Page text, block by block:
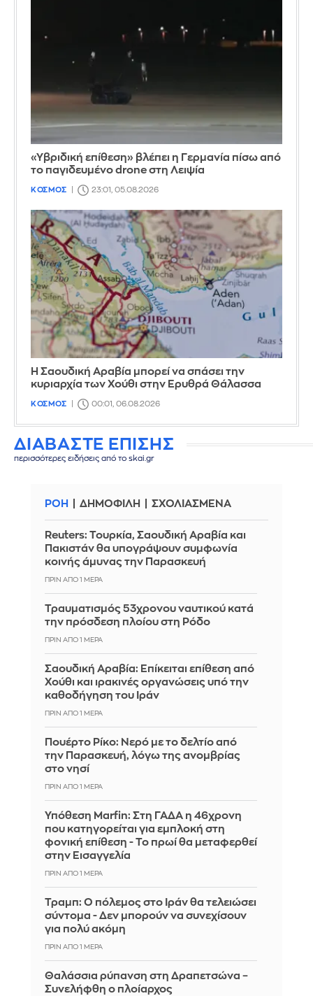
«Υβριδική επίθεση» βλέπει η Γερμανία πίσω από
το παγιδευμένο drone στη Λειψία
ΚΟΣΜΟΣ 23:01, 05.08.2026
Η Σαουδική Αραβία μπορεί να σπάσει την
κυριαρχία των Χούθι στην Ερυθρά Θάλασσα
ΚΟΣΜΟΣ 00:01, 06.08.2026
ΔΙΑΒΑΣΤΕ ΕΠΙΣΗΣ
περισσότερες ειδήσεις από το skai.gr
ΡΟΗ ΔΗΜΟΦΙΛΗ ΣΧΟΛΙΑΣΜΕΝΑ
Reuters: Τουρκία, Σαουδική Αραβία και
Πακιστάν θα υπογράψουν συμφωνία
κοινής άμυνας την Παρασκευή
ΠΡΙΝ ΑΠΌ 1 ΜΈΡΑ
Τραυματισμός 53χρονου ναυτικού κατά
την πρόσδεση πλοίου στη Ρόδο
ΠΡΙΝ ΑΠΌ 1 ΜΈΡΑ
Σαουδική Αραβία: Επίκειται επίθεση από
Χούθι και ιρακινές οργανώσεις υπό την
καθοδήγηση του Ιράν
ΠΡΙΝ ΑΠΌ 1 ΜΈΡΑ
Πουέρτο Ρίκο: Νερό με το δελτίο από
την Παρασκευή, λόγω της ανομβρίας
στο νησί
ΠΡΙΝ ΑΠΌ 1 ΜΈΡΑ
Υπόθεση Marfin: Στη ΓΑΔΑ η 46χρονη
που κατηγορείται για εμπλοκή στη
φονική επίθεση - Το πρωί θα μεταφερθεί
στην Εισαγγελία
ΠΡΙΝ ΑΠΌ 1 ΜΈΡΑ
Τραμπ: Ο πόλεμος στο Ιράν θα τελειώσει
σύντομα - Δεν μπορούν να συνεχίσουν
για πολύ ακόμη
ΠΡΙΝ ΑΠΌ 1 ΜΈΡΑ
Θαλάσσια ρύπανση στη Δραπετσώνα –
Συνελήφθη ο πλοίαρχος